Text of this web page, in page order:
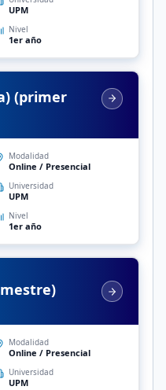
UPM
Nivel
1er año
(primer
Modalidad
Online / Presencial
Universidad
UPM
Nivel
1er año
Modalidad
Online / Presencial
Universidad
UPM